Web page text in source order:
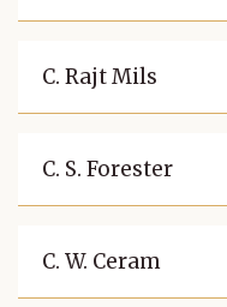
C. Rajt Mils
C. S. Forester
C. W. Ceram